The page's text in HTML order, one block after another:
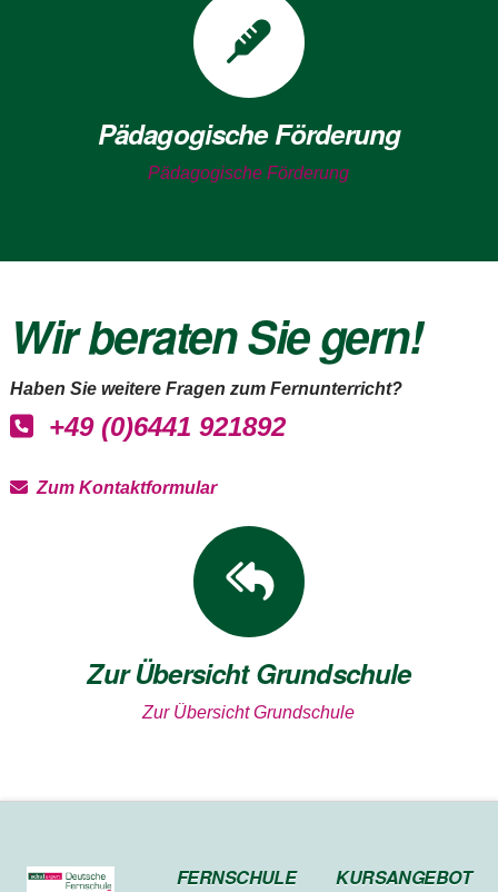
Pädagogische Förderung
Pädagogische Förderung
Wir beraten Sie gern!
Haben Sie weitere Fragen zum Fernunterricht?
+49 (0)6441 921892
Zum Kontaktformular
Zur Übersicht Grundschule
Zur Übersicht Grundschule
FERNSCHULE KURSANGEBOT